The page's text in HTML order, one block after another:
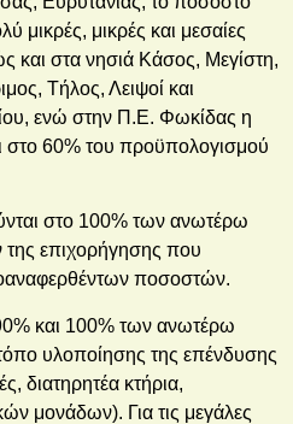
μικρές, μικρές και μεσαίες
και στα νησιά Κάσος, Μεγίστη,
Τήλος, Λειψοί και
ενώ στην Π.Ε. Φωκίδας η
στο 60% του προϋπολογισμού
στο 100% των ανωτέρω
επιχορήγησης που
ποσοστών.
και 100% των ανωτέρω
υλοποίησης της επένδυσης
διατηρητέα κτήρια,
μονάδων). Για τις μεγάλες